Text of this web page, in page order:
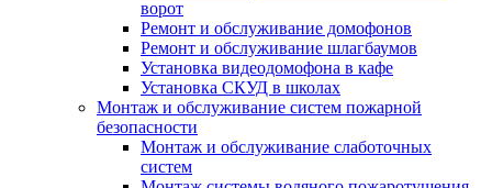
ворот
Ремонт и обслуживание домофонов
Ремонт и обслуживание шлагбаумов
Установка видеодомофона в кафе
Установка СКУД в школах
Монтаж и обслуживание систем пожарной
безопасности
Монтаж и обслуживание слаботочных
систем